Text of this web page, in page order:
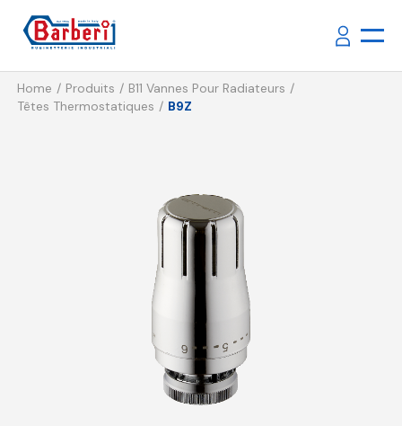
Home Produits
B11 Vannes Pour Radiateurs
Têtes Thermostatiques
B9Z